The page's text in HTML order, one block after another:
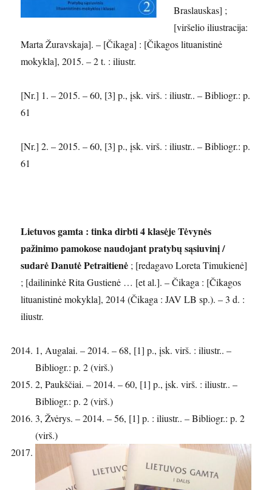
Braslauskas] ;
[viršelio iliustracija:
Marta Žuravskaja]. – [Čikaga] : [Čikagos lituanistinė
mokykla], 2015. – 2 t. : iliustr.
[Nr.] 1. – 2015. – 60, [3] p., įsk. virš. : iliustr.. – Bibliogr.: p.
61
[Nr.] 2. – 2015. – 60, [3] p., įsk. virš. : iliustr.. – Bibliogr.: p.
61
Lietuvos gamta : tinka dirbti 4 klasėje Tėvynės
pažinimo pamokose naudojant pratybų sąsiuvinį /
sudarė Danutė Petraitienė ; [redagavo Loreta Timukienė]
; [dailininkė Rita Gustienė … [et al.]. – Čikaga : [Čikagos
lituanistinė mokykla], 2014 (Čikaga : JAV LB sp.). – 3 d. :
iliustr.
1, Augalai. – 2014. – 68, [1] p., įsk. virš. : iliustr.. –
Bibliogr.: p. 2 (virš.)
2, Paukščiai. – 2014. – 60, [1] p., įsk. virš. : iliustr.. –
Bibliogr.: p. 2 (virš.)
3, Žvėrys. – 2014. – 56, [1] p. : iliustr.. – Bibliogr.: p. 2
(virš.)